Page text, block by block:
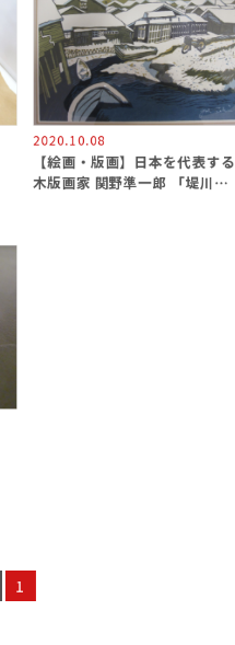
2020.10.08
【絵画・版画】日本を代表する
木版画家 関野準一郎 「堤川よ
1